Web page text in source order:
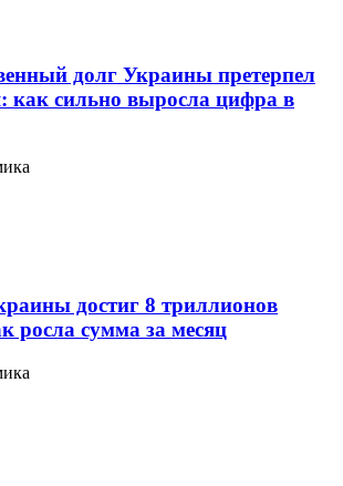
долг Украины претерпел
как сильно выросла цифра в
достиг 8 триллионов
росла сумма за месяц